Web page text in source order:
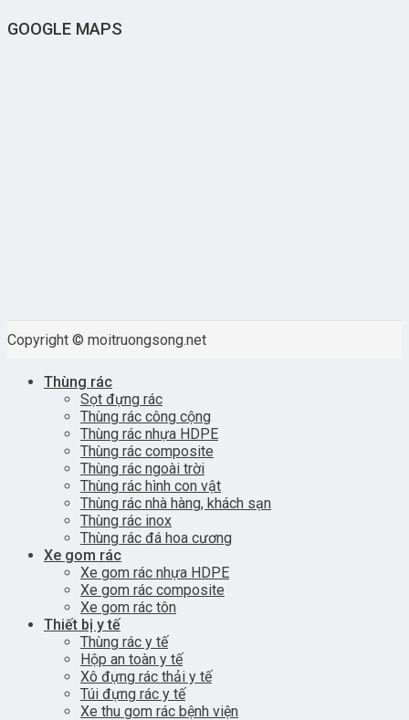
GOOGLE MAPS
Copyright © moitruongsong.net
Thùng rác
Sọt đựng rác
Thùng rác công cộng
Thùng rác nhựa HDPE
Thùng rác composite
Thùng rác ngoài trời
Thùng rác hình con vật
Thùng rác nhà hàng, khách sạn
Thùng rác inox
Thùng rác đá hoa cương
Xe gom rác
Xe gom rác nhựa HDPE
Xe gom rác composite
Xe gom rác tôn
Thiết bị y tế
Thùng rác y tế
Hộp an toàn y tế
Xô đựng rác thải y tế
Túi đựng rác y tế
Xe thu gom rác bệnh viện